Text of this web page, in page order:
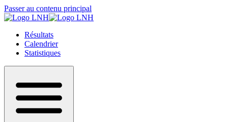
Passer au contenu principal
Résultats
Calendrier
Statistiques